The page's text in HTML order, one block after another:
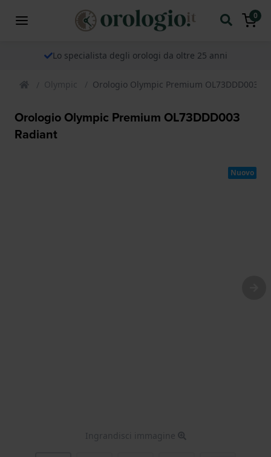
0
Lo specialista degli orologi da oltre 25 anni
Olympic Orologio Olympic Premium OL73DDD003
Orologio Olympic Premium OL73DDD003
Radiant
Nuovo
Ingrandisci immagine